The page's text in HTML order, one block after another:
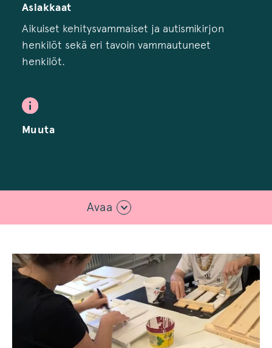
Asiakkaat
Aikuiset kehitysvammaiset ja autismikirjon
henkilöt sekä eri tavoin vammautuneet
henkilöt.
Muuta
Avaa